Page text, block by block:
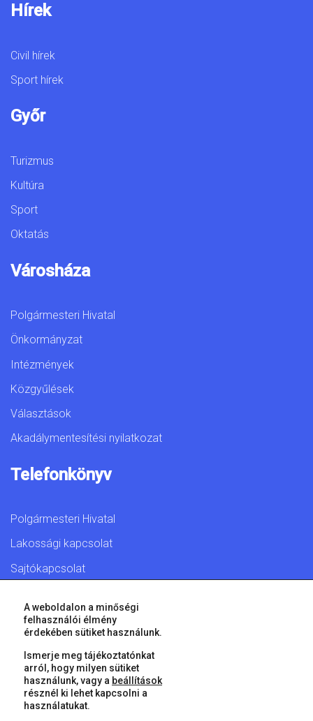
Hírek
Civil hírek
Sport hírek
Győr
Turizmus
Kultúra
Sport
Oktatás
Városháza
Polgármesteri Hivatal
Önkormányzat
Intézmények
Közgyűlések
Választások
Akadálymentesítési nyilatkozat
Telefonkönyv
Polgármesteri Hivatal
Lakossági kapcsolat
Sajtókapcsolat
© 2026 Győr Megyei Jogú Város • Minden jog fenntartva!
A weboldalon a minőségi
felhasználói élmény
érdekében sütiket használunk.
Ismerje meg tájékoztatónkat
arról, hogy milyen sütiket
használunk, vagy a beállítások
résznél ki lehet kapcsolni a
használatukat.